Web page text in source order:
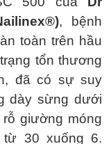
, bệnh
toàn trên hầu
tổn thương
đã có sự suy
dày sừng dưới
giường móng
từ 30 xuống 6.